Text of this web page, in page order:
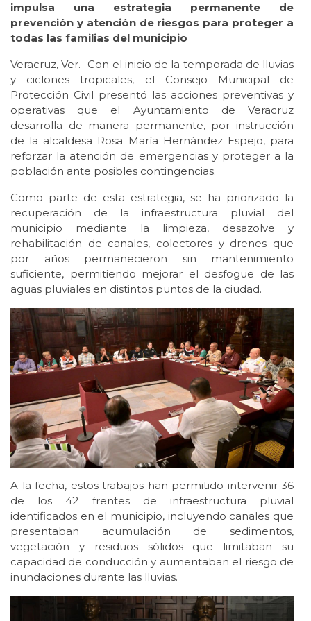
impulsa una estrategia permanente de
prevención y atención de riesgos para proteger a
todas las familias del municipio
Veracruz, Ver.- Con el inicio de la temporada de lluvias
y ciclones tropicales, el Consejo Municipal de
Protección Civil presentó las acciones preventivas y
operativas que el Ayuntamiento de Veracruz
desarrolla de manera permanente, por instrucción
de la alcaldesa Rosa María Hernández Espejo, para
reforzar la atención de emergencias y proteger a la
población ante posibles contingencias.
Como parte de esta estrategia, se ha priorizado la
recuperación de la infraestructura pluvial del
municipio mediante la limpieza, desazolve y
rehabilitación de canales, colectores y drenes que
por años permanecieron sin mantenimiento
suficiente, permitiendo mejorar el desfogue de las
aguas pluviales en distintos puntos de la ciudad.
A la fecha, estos trabajos han permitido intervenir 36
de los 42 frentes de infraestructura pluvial
identificados en el municipio, incluyendo canales que
presentaban acumulación de sedimentos,
vegetación y residuos sólidos que limitaban su
capacidad de conducción y aumentaban el riesgo de
inundaciones durante las lluvias.